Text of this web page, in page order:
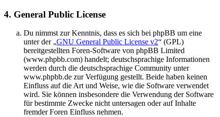
4. General Public License
Du nimmst zur Kenntnis, dass es sich bei phpBB um eine
unter der „GNU General Public License v2“ (GPL)
bereitgestellten Foren-Software von phpBB Limited
(www.phpbb.com) handelt; deutschsprachige Informationen
werden durch die deutschsprachige Community unter
www.phpbb.de zur Verfügung gestellt. Beide haben keinen
Einfluss auf die Art und Weise, wie die Software verwendet
wird. Sie können insbesondere die Verwendung der Software
für bestimmte Zwecke nicht untersagen oder auf Inhalte
fremder Foren Einfluss nehmen.